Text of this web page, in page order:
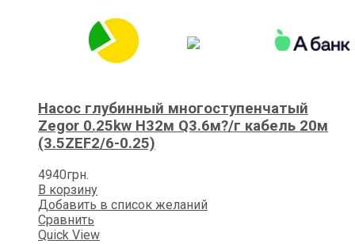
Насос глубинный многоступенчатый
Zegor 0.25kw H32м Q3.6м?/г кабель 20м
(3.5ZEF2/6-0.25)
4940грн.
В корзину
Добавить в список желаний
Сравнить
Quick View